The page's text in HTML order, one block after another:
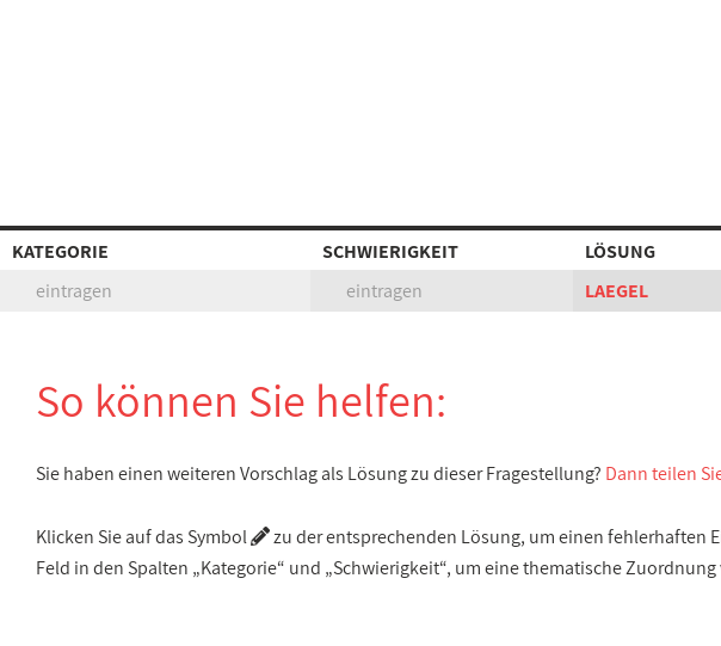
KATEGORIE SCHWIERIGKEIT LÖSUNG
eintragen
eintragen LAEGEL
So können Sie helfen:
Sie haben einen weiteren Vorschlag als Lösung zu dieser Fragestellung? Dann teilen
Klicken Sie auf das Symbol
zu der entsprechenden Lösung, um einen fehlerhaften
Feld in den Spalten „Kategorie“ und „Schwierigkeit“, um eine thematische